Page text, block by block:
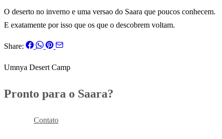
O deserto no inverno e uma versao do Saara que poucos conhecem.
E exatamente por isso que os que o descobrem voltam.
Share:
Umnya Desert Camp
Pronto para o Saara?
Contato